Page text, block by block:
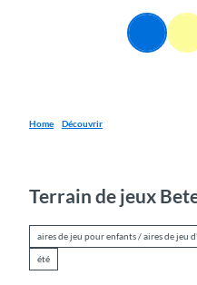
Recherche
Menu
Home Découvrir
Terrain de jeux
aires de jeu pour enfants / aires de jeu
été